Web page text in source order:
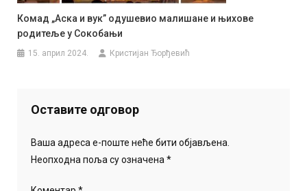
Комад „Аска и вук” одушевио малишане и њихове
родитеље у Сокобањи
15. април 2024. Кристијан Ђорђевић
Оставите одговор
Ваша адреса е-поште неће бити објављена.
Неопходна поља су означена*